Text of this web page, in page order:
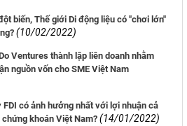
biến, Thế giới Di động liệu có "chơi lớn"
(10/02/2022)
Ventures thành lập liên doanh nhằm
nguồn vốn cho SME Việt Nam
có ảnh hưởng nhất với lợi nhuận cả
khoán Việt Nam? (14/01/2022)